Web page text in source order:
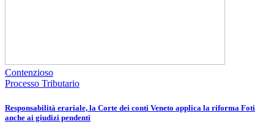
Contenzioso
Processo Tributario
Responsabilità erariale, la Corte dei conti Veneto applica la riforma Foti
anche ai giudizi pendenti